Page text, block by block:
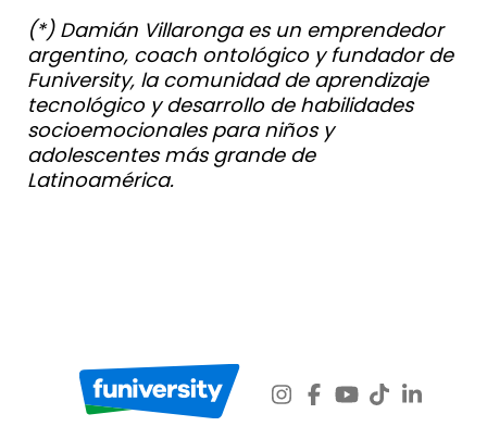
(*) Damián Villaronga es un emprendedor
argentino, coach ontológico y fundador de
Funiversity, la comunidad de aprendizaje
tecnológico y desarrollo de habilidades
socioemocionales para niños y
adolescentes más grande de
Latinoamérica.